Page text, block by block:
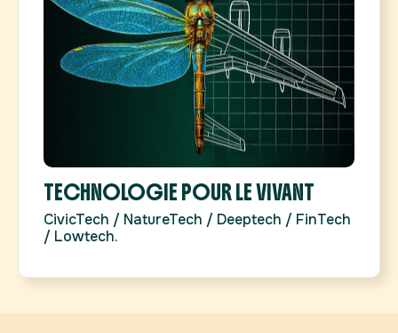
TECHNOLOGIE POUR LE VIVANT
CivicTech / NatureTech / Deeptech / FinTech
/ Lowtech.